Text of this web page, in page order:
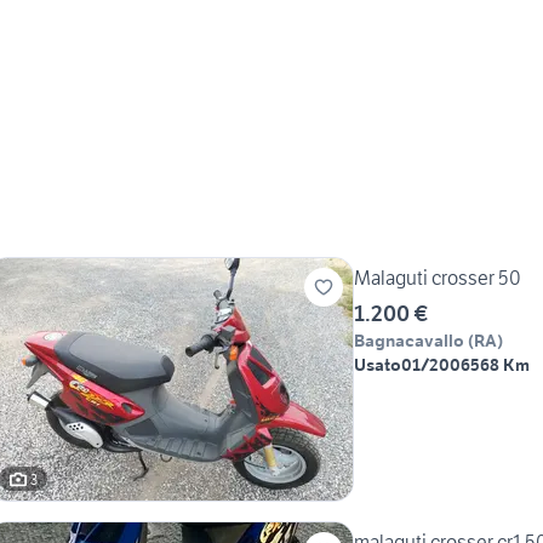
3
Malaguti crosser 50
1.200 €
Bagnacavallo (RA)
Usato01/2006568 Km